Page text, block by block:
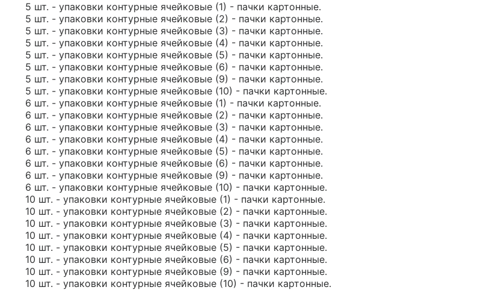
5 шт. - упаковки контурные ячейковые (1) - пачки картонные.
5 шт. - упаковки контурные ячейковые (2) - пачки картонные.
5 шт. - упаковки контурные ячейковые (3) - пачки картонные.
5 шт. - упаковки контурные ячейковые (4) - пачки картонные.
5 шт. - упаковки контурные ячейковые (5) - пачки картонные.
5 шт. - упаковки контурные ячейковые (6) - пачки картонные.
5 шт. - упаковки контурные ячейковые (9) - пачки картонные.
5 шт. - упаковки контурные ячейковые (10) - пачки картонные.
6 шт. - упаковки контурные ячейковые (1) - пачки картонные.
6 шт. - упаковки контурные ячейковые (2) - пачки картонные.
6 шт. - упаковки контурные ячейковые (3) - пачки картонные.
6 шт. - упаковки контурные ячейковые (4) - пачки картонные.
6 шт. - упаковки контурные ячейковые (5) - пачки картонные.
6 шт. - упаковки контурные ячейковые (6) - пачки картонные.
6 шт. - упаковки контурные ячейковые (9) - пачки картонные.
6 шт. - упаковки контурные ячейковые (10) - пачки картонные.
10 шт. - упаковки контурные ячейковые (1) - пачки картонные.
10 шт. - упаковки контурные ячейковые (2) - пачки картонные.
10 шт. - упаковки контурные ячейковые (3) - пачки картонные.
10 шт. - упаковки контурные ячейковые (4) - пачки картонные.
10 шт. - упаковки контурные ячейковые (5) - пачки картонные.
10 шт. - упаковки контурные ячейковые (6) - пачки картонные.
10 шт. - упаковки контурные ячейковые (9) - пачки картонные.
10 шт. - упаковки контурные ячейковые (10) - пачки картонные.